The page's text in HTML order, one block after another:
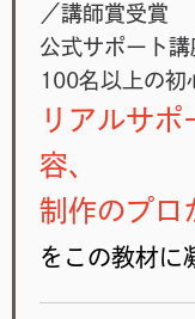
／講師賞受賞
公式サポート
100名以上の初
リアルサポ
容、
制作のプロ
をこの教材に